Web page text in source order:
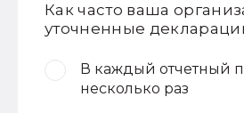
Как часто ваша
уточненные
В каждый отчетный
несколько раз